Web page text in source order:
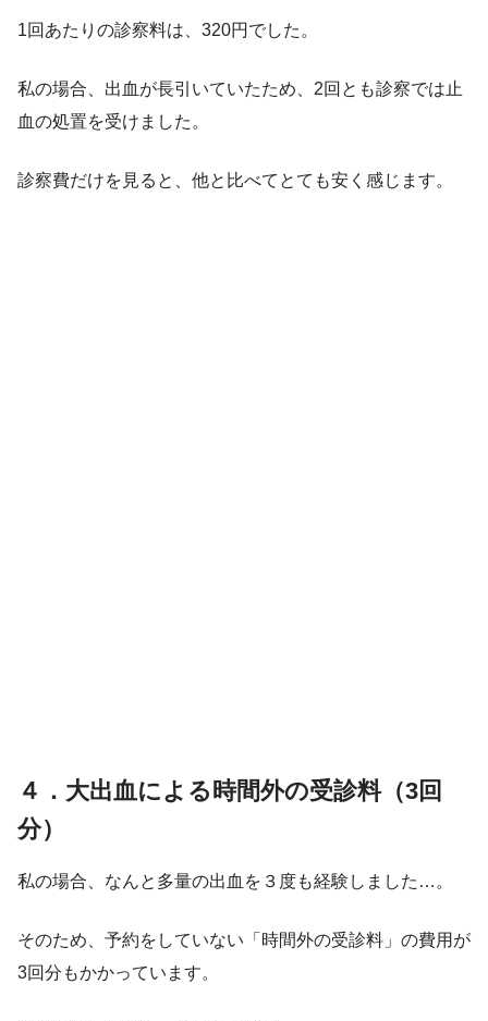
1回あたりの診察料は、320円でした。
私の場合、出血が長引いていたため、2回とも診察では止
血の処置を受けました。
診察費だけを見ると、他と比べてとても安く感じます。
４．大出血による時間外の受診料（3回
分）
私の場合、なんと多量の出血を３度も経験しました…。
そのため、予約をしていない「時間外の受診料」の費用が
3回分もかかっています。